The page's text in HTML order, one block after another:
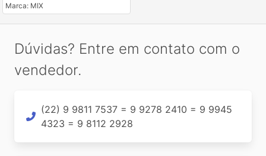
Marca: MIX
Dúvidas? Entre em contato com o
vendedor.
(22) 9 9811 7537 = 9 9278 2410 = 9 9945
4323 = 9 8112 2928